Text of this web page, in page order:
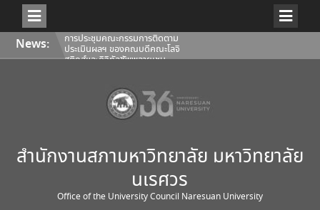
Skip
content
News: การประชุมคณะกรรมการติดตาม
ประเมินผลฯ ของคณบดีคณะโลจิ
สติกส์และดิจิทัลซัพพลายเชน
ครั้งที่ 350 (8/2569) วันเสาร์ที่ 1
สิงหาคม 2569
การประชุมคณะกรรมการติดตาม
ประเมินผลฯ ของคณบดีคณะ
สำนักงานสภามหาวิทยาลัย มหาวิทยาลัย
นเรศวร
Office of the University Council Naresuan University